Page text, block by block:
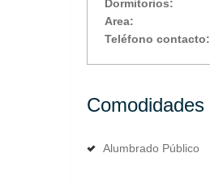
Dormitorios:
Area:
Teléfono contacto:
Comodidades
Alumbrado Público